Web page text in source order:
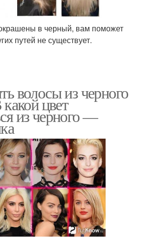
в черный, вам поможет
путей не существует.
волосы из черного
цвет
из черного —